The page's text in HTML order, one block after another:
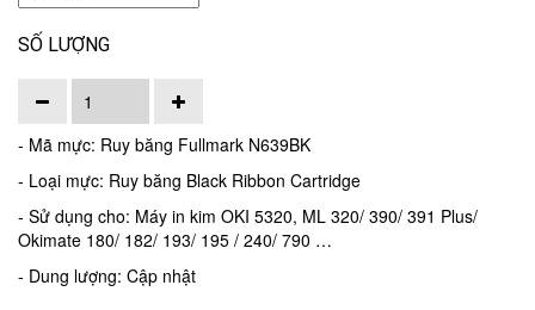
SỐ LƯỢNG
- Mã mực: Ruy băng Fullmark N639BK
- Loại mực: Ruy băng Black Ribbon Cartridge
- Sử dụng cho: Máy in kim OKI 5320, ML 320/ 390/ 391 Plus/
Okimate 180/ 182/ 193/ 195 / 240/ 790 …
- Dung lượng: Cập nhật